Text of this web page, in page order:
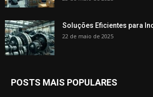
Soluções Eficientes para
22 de maio de 2025
POSTS MAIS POPULARES